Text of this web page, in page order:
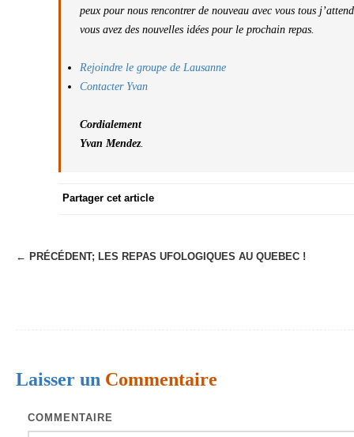
peux pour nous rencontrer de nouveau avec vous tous
vous avez des nouvelles idées pour le prochain repas.
Rejoindre le groupe de Lausanne
Contacter Yvan
Cordialement
Yvan Mendez.
Partager cet article
N
a
← PRÉCÉDENT; LES REPAS UFOLOGIQUES AU QUEBEC !
Laisser un Commentaire
COMMENTAIRE